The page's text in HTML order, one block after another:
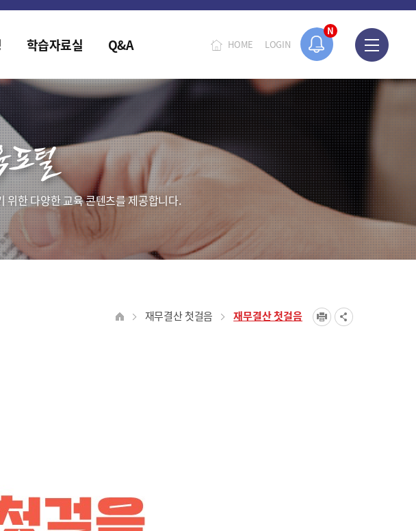
N
요조사 안내
HOME LOGIN
학습자료실 Q&A
위한 다양한 교육 콘텐츠를 제공합니다.
재무결산 첫걸음 재무결산 첫걸음